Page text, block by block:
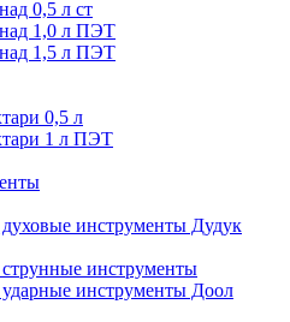
0,5 л ст
1,0 л ПЭТ
1,5 л ПЭТ
0,5 л
1 л ПЭТ
инструменты Дудук
инструменты
инструменты Доол